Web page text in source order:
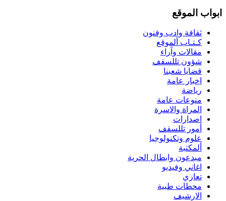
ابواب الموقع
ثقافة وادب وفنون
كـتـاب ألموقع
مقالات وآراء
شؤون تللسقف
قضايا شعبنا
اخبار عامة
رياضة
منوعات عامة
المراة والاسرة
اصدارات
أمور تللسقف
علوم وتكنولوجيا
ألمكتبة
مبدعون وابطال الحرية
اغاني وفيديو
تعازي
محطات طبية
الارشيف